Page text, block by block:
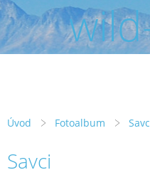
Úvod Fotoalbum
Savci